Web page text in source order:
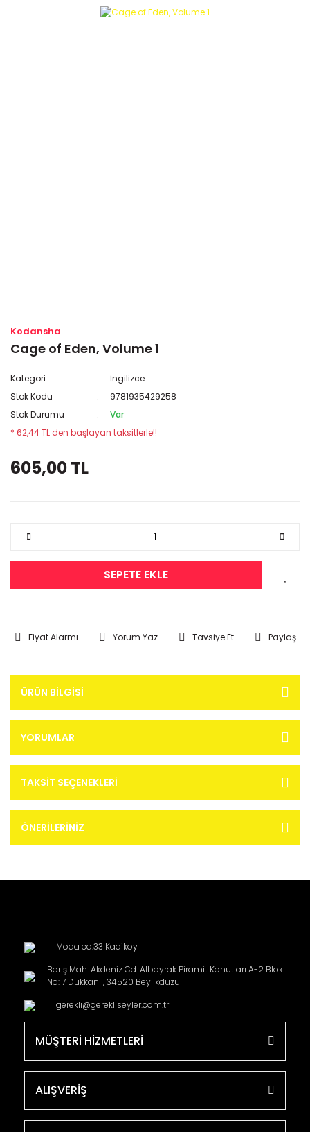
Kodansha
Cage of Eden, Volume 1
Kategori
İngilizce
Stok Kodu
9781935429258
Stok Durumu
Var
* 62,44 TL den başlayan taksitlerle!!
605,00 TL
SEPETE EKLE
Fiyat Alarmı Yorum Yaz Tavsiye Et Paylaş
ÜRÜN BILGISI
YORUMLAR
TAKSIT SEÇENEKLERI
ÖNERILERINIZ
Moda cd.33 Kadikoy
Barış Mah. Akdeniz Cd. Albayrak Piramit Konutları A-2 Blok
No: 7 Dükkan 1, 34520 Beylikdüzü
gerekli@gerekliseyler.com.tr
MÜŞTERİ HİZMETLERİ
ALIŞVERİŞ